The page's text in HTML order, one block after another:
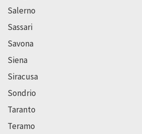
Salerno
Sassari
Savona
Siena
Siracusa
Sondrio
Taranto
Teramo